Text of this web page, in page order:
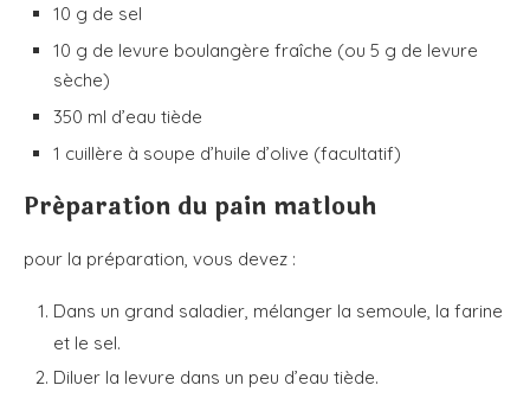
10 g de sel
10 g de levure boulangère fraîche (ou 5 g de levure
sèche)
350 ml d’eau tiède
1 cuillère à soupe d’huile d’olive (facultatif)
Préparation du pain matlouh
pour la préparation, vous devez :
Dans un grand saladier, mélanger la semoule, la farine
et le sel.
Diluer la levure dans un peu d’eau tiède.